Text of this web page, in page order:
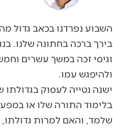
השבוע נפרדנו בכאב גדול
בירך ברכה בחתונה שלנו.
וגיסי זכה במשך עשרים
ולהיפגש עמו.
ישנה נטייה לעסוק
בלימוד התורה שלו או
שלמד, והאם למרות גדולתו,